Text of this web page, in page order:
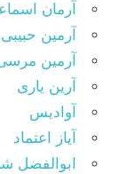
آرمان
آرمین حبیبی
آرمین
آرین یاری
آوادیس
آیاز اعتماد
ابوالفضل